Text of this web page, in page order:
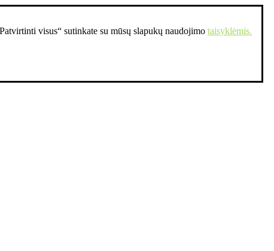
visus“ sutinkate su mūsų slapukų naudojimo taisyklėmis.